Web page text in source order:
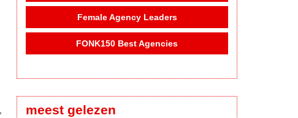
Female Agency Leaders
FONK150 Best Agencies
meest gelezen